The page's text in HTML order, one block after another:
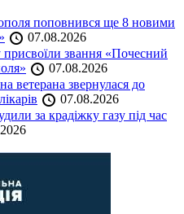
поповнився ще 8 новими
07.08.2026
звання «Почесний
07.08.2026
ветерана звернулася до
07.08.2026
за крадіжку газу під час